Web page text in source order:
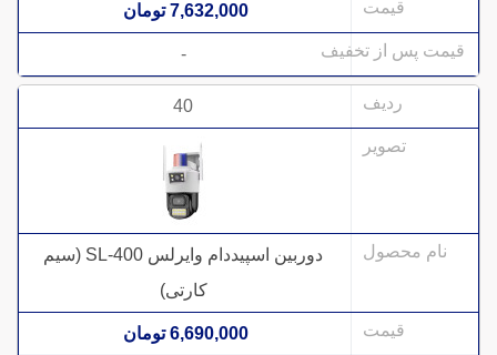
7,632,000 تومان
-
40
دوربین اسپیددام وایرلس SL-400 (سیم
کارتی)
6,690,000 تومان